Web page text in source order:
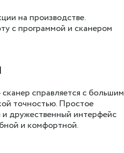
на производстве.
с программой и сканером
справляется с большим
точностью. Простое
дружественный интерфейс
и комфортной.